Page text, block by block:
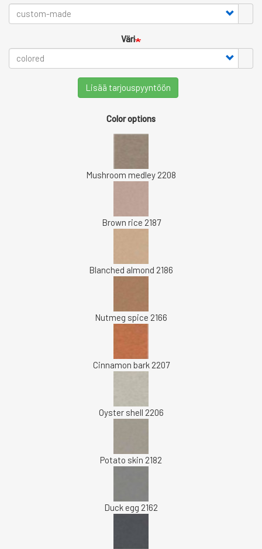
Väri
Lisää tarjouspyyntöön
Color options
Mushroom medley 2208
Brown rice 2187
Blanched almond 2186
Nutmeg spice 2166
Cinnamon bark 2207
Oyster shell 2206
Potato skin 2182
Duck egg 2162